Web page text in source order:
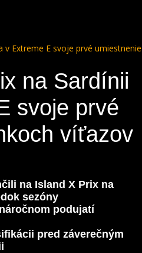
v Extreme E svoje prvé umiestnenie
na Sardínii
svoje prvé
víťazov
na Island X Prix na
sezóny
podujatí
pred záverečným